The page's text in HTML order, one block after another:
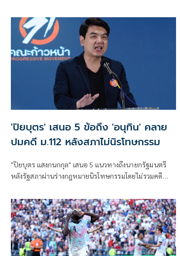
'ปิยบุตร' เสนอ 5 ข้อถึง 'อนุทิน' คลาย
ปมคดี ม.112 หลังสภาไม่นิรโทษกรรม
"ปิยบุตร แสงกนกกุล" เสนอ 5 แนวทางถึงนายกรัฐมนตรี
หลังรัฐสภาผ่านร่างกฎหมายนิรโทษกรรมโดยไม่รวมคดี
แนวทางให้ตำรวจและอัยการใช้ดุลพินิจ